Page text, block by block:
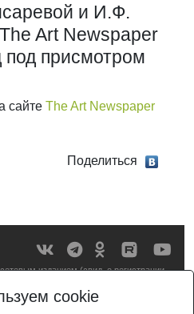
и И.Ф.
Art Newspaper
под присмотром
сайте The Art Newspaper
Поделиться
изданием (свид. о регистрации
cookie